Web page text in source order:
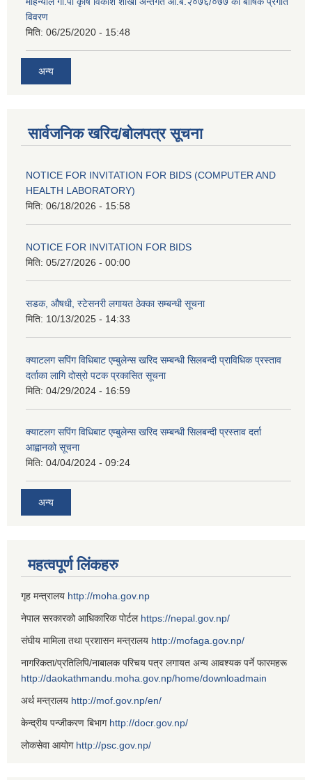
विवरण
मिति: 06/25/2020 - 15:48
अन्य
सार्वजनिक खरिद/बोलपत्र सूचना
NOTICE FOR INVITATION FOR BIDS (COMPUTER AND
HEALTH LABORATORY)
मिति: 06/18/2026 - 15:58
NOTICE FOR INVITATION FOR BIDS
मिति: 05/27/2026 - 00:00
सडक, औषधी, स्टेसनरी लगायत ठेक्का सम्बन्धी सूचना
मिति: 10/13/2025 - 14:33
क्याटलग सपिंग विधिबाट एम्बुलेन्स खरिद सम्बन्धी सिलबन्दी प्राविधिक प्रस्ताव
दर्ताका लागि दोस्रो पटक प्रकासित सूचना
मिति: 04/29/2024 - 16:59
क्याटलग सपिंग विधिबाट एम्बुलेन्स खरिद सम्बन्धी सिलबन्दी प्रस्ताव दर्ता
आह्वानको सूचना
मिति: 04/04/2024 - 09:24
अन्य
महत्वपूर्ण लिंकहरु
गृह मन्त्रालय http://moha.gov.np
नेपाल सरकारको आधिकारिक पोर्टल https://nepal.gov.np/
संघीय मामिला तथा प्रशासन मन्त्रालय http://mofaga.gov.np/
नागरिकता/प्रतिलिपि/नाबालक परिचय पत्र लगायत अन्य आवश्यक पर्ने फारमहरू
http://daokathmandu.moha.gov.np/home/downloadmain
अर्थ मन्त्रालय http://mof.gov.np/en/
केन्द्रीय पन्जीकरण बिभाग http://docr.gov.np/
लोकसेवा आयोग http://psc.gov.np/